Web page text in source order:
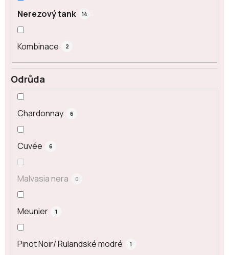
Odrůda
Chardonnay 6
Cuvée 6
Malvasia nera 0
Meunier 1
Pinot Noir/ Rulandské modré 1
Nerezový tank 14
Kombinace 2